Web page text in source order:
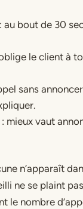
: au bout de 30
le client à
sans
mieux vaut
n’apparaît
ne se plaint
le nombre